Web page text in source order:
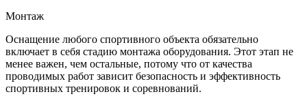
Монтаж
Оснащение любого спортивного объекта обязательно
включает в себя стадию монтажа оборудования. Этот этап не
менее важен, чем остальные, потому что от качества
проводимых работ зависит безопасность и эффективность
спортивных тренировок и соревнований.